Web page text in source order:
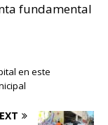
fundamental
en este